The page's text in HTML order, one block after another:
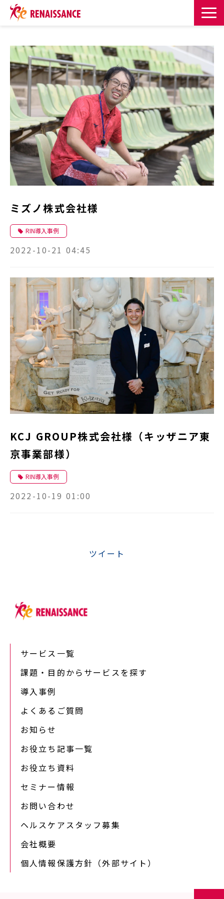
課題・目的からサービスを探す
導入事例
お知らせ
お役立ち記事一覧
お役立ち資料
イベント・セミナー
ミズノ株式会社様
RIN導入事例
2022-10-21 04:45
KCJ GROUP株式会社様（キッザニア東
京事業部様）
RIN導入事例
2022-10-19 01:00
ツイート
サービス一覧
課題・目的からサービスを探す
導入事例
よくあるご質問
お知らせ
お役立ち記事一覧
お役立ち資料
セミナー情報
お問い合わせ
ヘルスケアスタッフ募集
会社概要
個人情報保護方針（外部サイト）